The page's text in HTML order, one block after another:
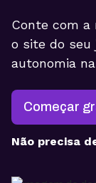
Conte com a
o site do seu
autonomia
Começar
Não precisa